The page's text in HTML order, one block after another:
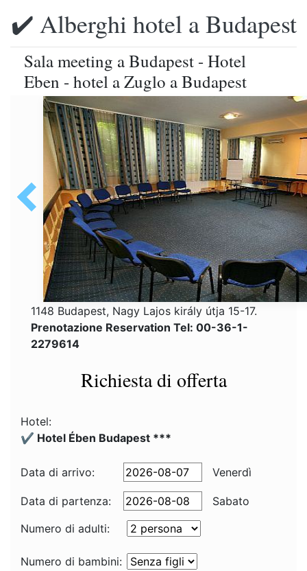
✔️ Alberghi hotel a Budapest
Sala meeting a Budapest - Hotel
Eben - hotel a Zuglo a Budapest
1148 Budapest, Nagy Lajos király útja 15-17.
Prenotazione Reservation Tel: 00-36-1-
2279614
Richiesta di offerta
Hotel:
✔️ Hotel Ében Budapest ***
Data di arrivo: Venerdì
Data di partenza:
Sabato
Numero di adulti:
Numero di bambini: